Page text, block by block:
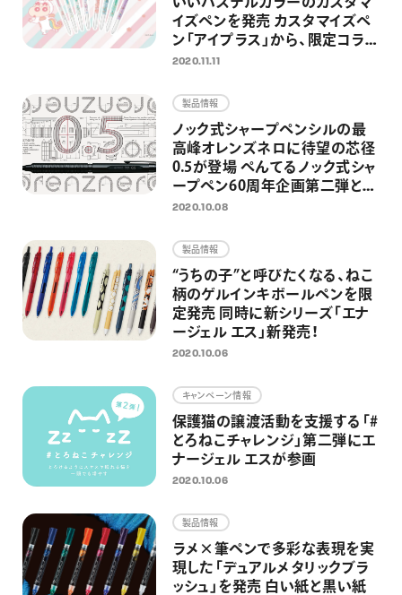
イズペンを発売 カスタマイズペ
ン「アイプラス」から、限定コラ
ボレーションデザイン登場
2020.11.11
製品情報
ノック式シャープペンシルの最
高峰オレンズネロに待望の芯径
0.5が登場 ぺんてるノック式シャ
ープペン60周年企画第二弾とし
て
2020.10.08
製品情報
“うちの子”と呼びたくなる、ねこ
柄のゲルインキボールペンを限
定発売 同時に新シリーズ「エナ
ージェル エス」新発売！
2020.10.06
キャンペーン情報
保護猫の譲渡活動を支援する「#
とろねこチャレンジ」第二弾にエ
ナージェル エスが参画
2020.10.06
製品情報
ラメ×筆ペンで多彩な表現を実
現した「デュアルメタリックブラ
ッシュ」を発売 白い紙と黒い紙